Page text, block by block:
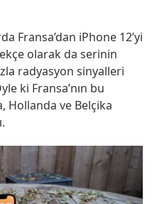
Fransa’dan iPhone 12’yi
olarak da serinin
radyasyon sinyalleri
ki Fransa’nın bu
Hollanda ve Belçika